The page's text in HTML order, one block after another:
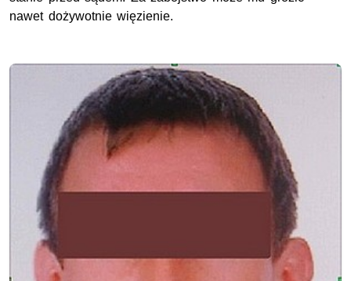
nawet dożywotnie więzienie.